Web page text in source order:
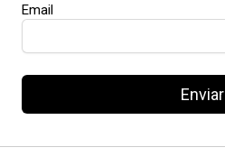
Email
Enviar